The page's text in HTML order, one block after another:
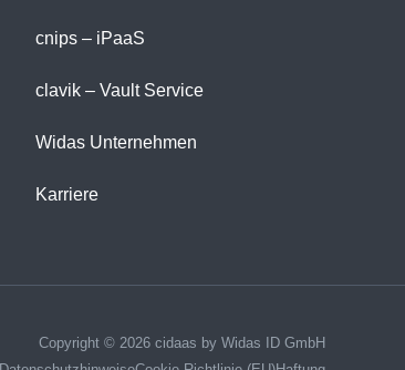
cnips – iPaaS
clavik – Vault Service
Widas Unternehmen
Karriere
Copyright © 2026 cidaas by Widas ID GmbH